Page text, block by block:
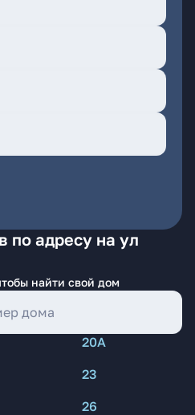
по адресу на ул
найти свой дом
20А
23
26